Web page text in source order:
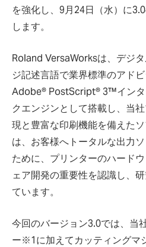
を強化し、9月24日（水）に
します。
Roland VersaWorksは、デジ
ジ記述言語で業界標準のアド
Adobe® PostScript® 3™インタ
クエンジンとして搭載し、当
現と豊富な印刷機能を備えた
は、お客様へトータルな出力
ために、プリンターのハード
ェア開発の重要性を認識し、
ています。
今回のバージョン3.0では、当
ー※1に加えてカッティングマ